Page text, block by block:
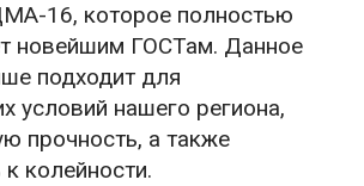
16, которое полностью
новейшим ГОСТам. Данное
подходит для
условий нашего региона,
прочность, а также
колейности.